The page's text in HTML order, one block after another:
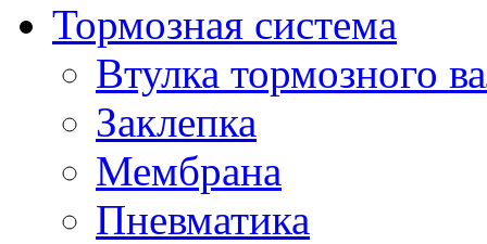
Тормозная система
Втулка тормозного
Заклепка
Мембрана
Пневматика